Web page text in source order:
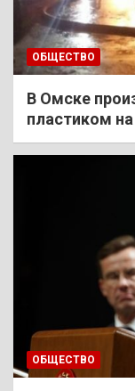
ОБЩЕСТВО
В Омске
пластиком
ОБЩЕСТВО